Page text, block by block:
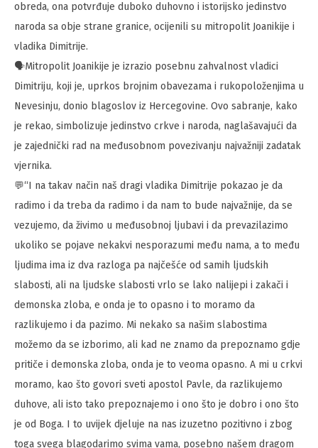
obreda, ona potvrđuje duboko duhovno i istorijsko jedinstvo
naroda sa obje strane granice, ocijenili su mitropolit Joanikije i
vladika Dimitrije.
🗣️Mitropolit Joanikije je izrazio posebnu zahvalnost vladici
Dimitriju, koji je, uprkos brojnim obavezama i rukopoloženjima u
Nevesinju, donio blagoslov iz Hercegovine. Ovo sabranje, kako
je rekao, simbolizuje jedinstvo crkve i naroda, naglašavajući da
je zajednički rad na međusobnom povezivanju najvažniji zadatak
vjernika.
💬“I na takav način naš dragi vladika Dimitrije pokazao je da
radimo i da treba da radimo i da nam to bude najvažnije, da se
vezujemo, da živimo u međusobnoj ljubavi i da prevazilazimo
ukoliko se pojave nekakvi nesporazumi među nama, a to među
ljudima ima iz dva razloga pa najčešće od samih ljudskih
slabosti, ali na ljudske slabosti vrlo se lako nalijepi i zakači i
demonska zloba, e onda je to opasno i to moramo da
razlikujemo i da pazimo. Mi nekako sa našim slabostima
možemo da se izborimo, ali kad ne znamo da prepoznamo gdje
pritiče i demonska zloba, onda je to veoma opasno. A mi u crkvi
moramo, kao što govori sveti apostol Pavle, da razlikujemo
duhove, ali isto tako prepoznajemo i ono što je dobro i ono što
je od Boga. I to uvijek djeluje na nas izuzetno pozitivno i zbog
toga svega blagodarimo svima vama, posebno našem dragom